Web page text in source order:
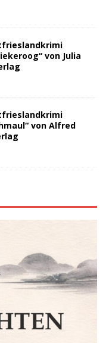
von Julia
von Alfred